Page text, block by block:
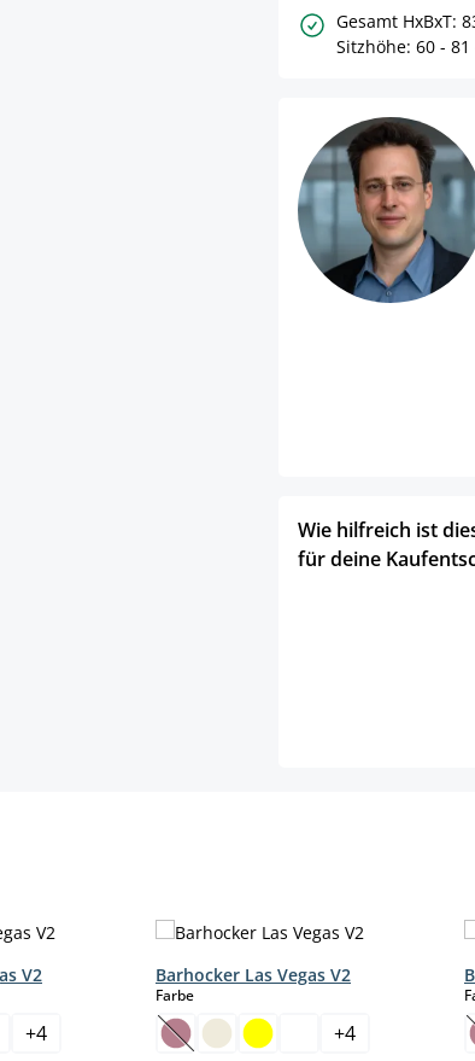
Gesamt HxBxT:
Sitzhöhe: 60 - 81
Wie hilfreich ist
für deine
V2
nicht verfügbar.)
+4
Barhocker Las Vegas V2
Farbeauswählen
(Diese Option ist zurzeit nicht
+4